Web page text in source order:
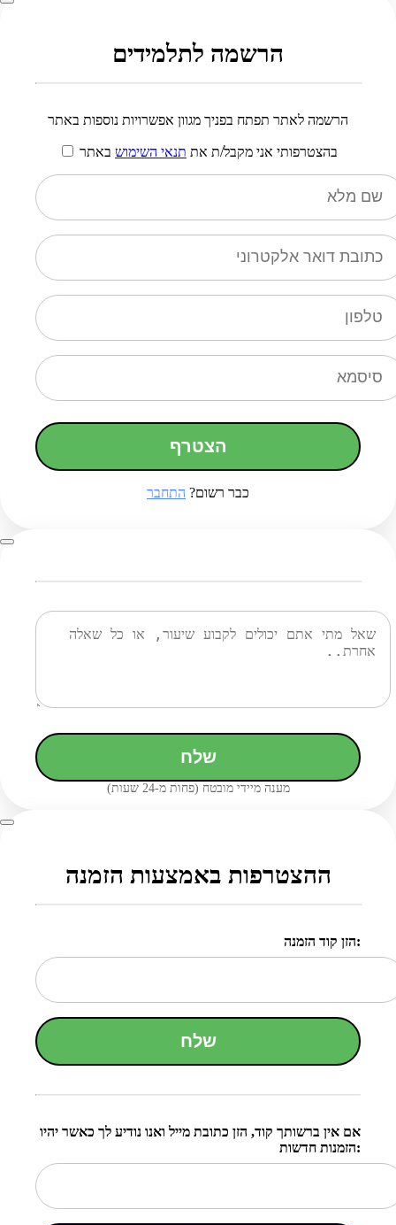
הרשמה לתלמידים
הרשמה לאתר תפתח בפניך מגוון אפשרויות נוספות באתר
בהצטרפותי אני מקבל/ת את תנאי השימוש באתר
הצטרף
כבר רשום? התחבר
שלח
מענה מיידי מובטח (פחות מ-24 שעות)
ההצטרפות באמצעות הזמנה
הזן קוד הזמנה:
שלח
אם אין ברשותך קוד, הזן כתובת מייל ואנו נודיע לך כאשר יהיו
הזמנות חדשות: